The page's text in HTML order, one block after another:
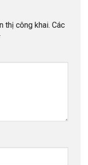
thị công khai. Các